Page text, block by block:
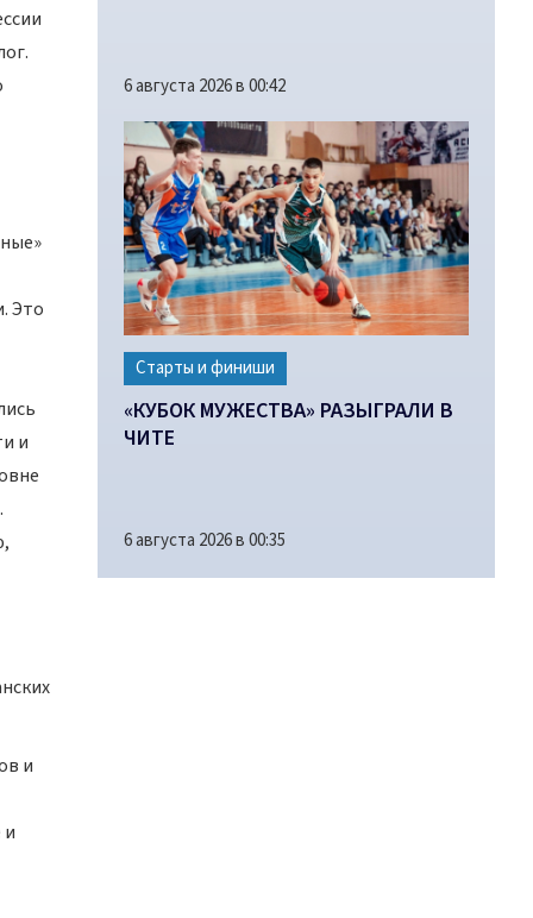
Это
и
и
и
6 августа 2026 в 00:42
Старты и финиши
«КУБОК МУЖЕСТВА» РАЗЫГРАЛИ В
ЧИТЕ
6 августа 2026 в 00:35